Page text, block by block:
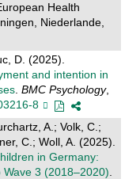
Health
Niederlande,
D. (2025).
and intention in
. BMC Psychology,
8
A.; Volk, C.;
C.; Woll, A. (2025).
in Germany:
3 (2018–2020).